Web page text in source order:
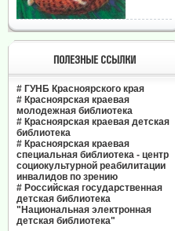
ПОЛЕЗНЫЕ ССЫЛКИ
# ГУНБ Красноярского края
# Красноярская краевая
молодежная библиотека
# Красноярская краевая детская
библиотека
# Красноярская краевая
специальная библиотека - центр
социокультурной реабилитации
инвалидов по зрению
# Российская государственная
детская библиотека
"Национальная электронная
детская библиотека"